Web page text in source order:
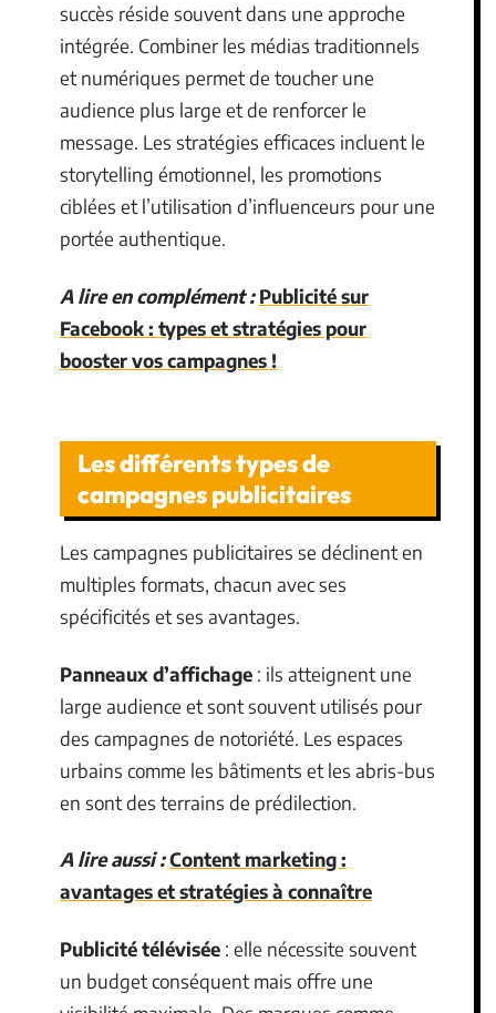
succès réside souvent dans une approche
intégrée. Combiner les médias traditionnels
et numériques permet de toucher une
audience plus large et de renforcer le
message. Les stratégies efficaces incluent le
storytelling émotionnel, les promotions
ciblées et l’utilisation d’influenceurs pour une
portée authentique.
A lire en complément : Publicité sur
Facebook : types et stratégies pour
booster vos campagnes !
Les différents types de
campagnes publicitaires
Les campagnes publicitaires se déclinent en
multiples formats, chacun avec ses
spécificités et ses avantages.
Panneaux d’affichage : ils atteignent une
large audience et sont souvent utilisés pour
des campagnes de notoriété. Les espaces
urbains comme les bâtiments et les abris-bus
en sont des terrains de prédilection.
A lire aussi :Content marketing :
avantages et stratégies à connaître
Publicité télévisée : elle nécessite souvent
un budget conséquent mais offre une